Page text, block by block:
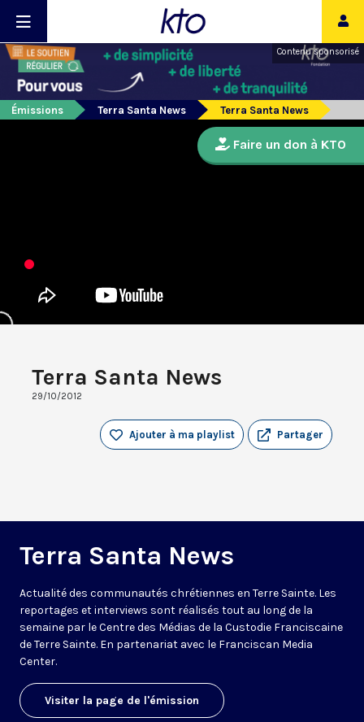
Contenu sponsorisé
Émissions Terra Santa News Terra Santa News
Terra Santa News
29/10/2012
Partager
Ajouter à ma playlist
Terra Santa News
Actualité des communautés chrétiennes en Terre Sainte. Les
reportages et interviews sont réalisés tout au long de la
semaine par le Centre des Médias de la Custodie Franciscaine
de Terre Sainte. En partenariat avec le Franciscan Media
Center.
Visiter la page de l'émission
Faire un don à KTO